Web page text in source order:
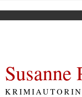
Susanne
KRIMIAUTORIN